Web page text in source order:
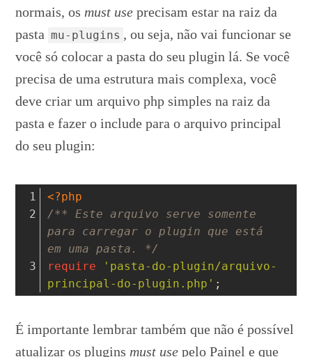
normais, os must use precisam estar na raiz da
pasta mu-plugins , ou seja, não vai funcionar se
você só colocar a pasta do seu plugin lá. Se você
precisa de uma estrutura mais complexa, você
deve criar um arquivo php simples na raiz da
pasta e fazer o include para o arquivo principal
do seu plugin:
<?php
/** Este arquivo serve somente
para carregar o plugin que está
em uma pasta. */
require
'pasta-do-plugin/arquivo-
principal-do-plugin.php' ;
É importante lembrar também que não é possível
atualizar os plugins must use pelo Painel e que